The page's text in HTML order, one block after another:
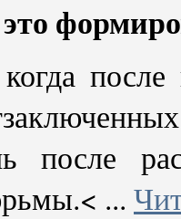
после
...